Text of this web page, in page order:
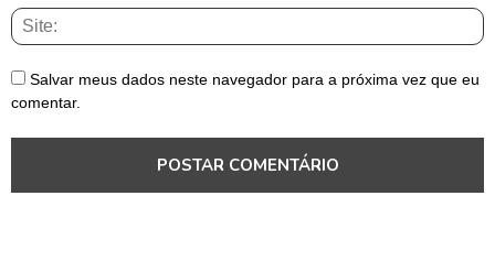
Salvar meus dados neste navegador para a próxima vez que eu
comentar.